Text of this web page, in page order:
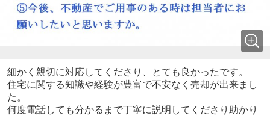
細かく親切に対応してくださり、とても良かったです。
住宅に関する知識や経験が豊富で不安なく売却が出来まし
た。
何度電話しても分かるまで丁寧に説明してくださり助かり